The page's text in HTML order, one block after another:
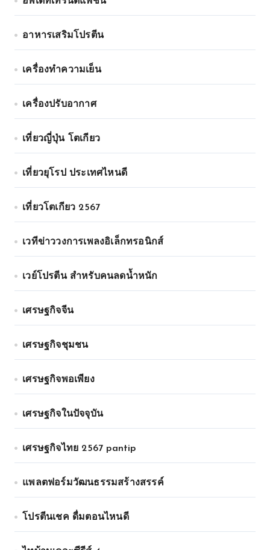
อาหารเสริมโปรตีน
เครื่องทำความเย็น
เครื่องปรับอากาศ
เที่ยวญี่ปุ่น โตเกียว
เที่ยวยุโรป ประเทศไหนดี
เที่ยวโตเกียว 2567
เวทีข่าววงการเพลงอิเล็กทรอนิกส์
เวย์โปรตีน สำหรับคนลดน้ำหนัก
เศรษฐกิจจีน
เศรษฐกิจชุมชน
เศรษฐกิจพอเพียง
เศรษฐกิจในปัจจุบัน
เศรษฐกิจไทย 2567 pantip
แพลตฟอร์มวัฒนธรรมสร้างสรรค์
โปรตีนเชค ดื่มตอนไหนดี